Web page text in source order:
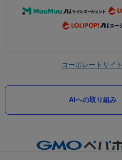
コーポレートサイト
AIへの取り組み